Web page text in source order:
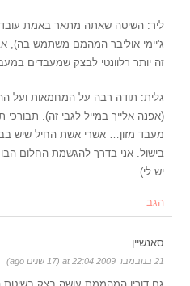
ליר: השיטה שאתה מתאר באמת
ג'יימי אוליבר המהמם משתמש בה),
זה יותר רלוונטי לבצק שמעבדים
גלית: תודה רבה על המחמאות ועל
(אפנה אלייך במייל לגבי זה). תבורכי
מעבד מזון… אשרי אשת החיל שיש
בישול. אני בדרך להגשמת החלום
יש לי).
הגב
סאנשיין
21 בנובמבר 2009 at 22:04 (17 שנים ago)